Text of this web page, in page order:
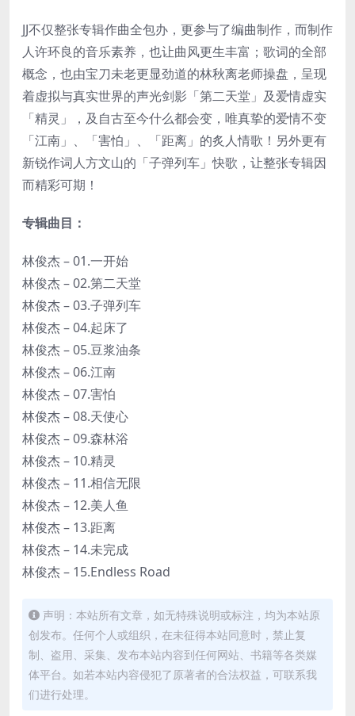
JJ不仅整张专辑作曲全包办，更参与了编曲制作，而制作
人许环良的音乐素养，也让曲风更生丰富；歌词的全部
概念，也由宝刀未老更显劲道的林秋离老师操盘，呈现
着虚拟与真实世界的声光剑影「第二天堂」及爱情虚实
「精灵」，及自古至今什么都会变，唯真挚的爱情不变
「江南」、「害怕」、「距离」的炙人情歌！另外更有
新锐作词人方文山的「子弹列车」快歌，让整张专辑因
而精彩可期！
专辑曲目：
林俊杰 – 01.一开始
林俊杰 – 02.第二天堂
林俊杰 – 03.子弹列车
林俊杰 – 04.起床了
林俊杰 – 05.豆浆油条
林俊杰 – 06.江南
林俊杰 – 07.害怕
林俊杰 – 08.天使心
林俊杰 – 09.森林浴
林俊杰 – 10.精灵
林俊杰 – 11.相信无限
林俊杰 – 12.美人鱼
林俊杰 – 13.距离
林俊杰 – 14.未完成
林俊杰 – 15.Endless Road
声明：本站所有文章，如无特殊说明或标注，均为本站原
创发布。任何个人或组织，在未征得本站同意时，禁止复
制、盗用、采集、发布本站内容到任何网站、书籍等各类媒
体平台。如若本站内容侵犯了原著者的合法权益，可联系我
们进行处理。